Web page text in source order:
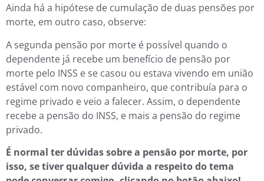
Ainda há a hipótese de cumulação de duas pensões por
morte, em outro caso, observe:
A segunda pensão por morte é possível quando o
dependente já recebe um benefício de pensão por
morte pelo INSS e se casou ou estava vivendo em união
estável com novo companheiro, que contribuía para o
regime privado e veio a falecer. Assim, o dependente
recebe a pensão do INSS, e mais a pensão do regime
privado.
É normal ter dúvidas sobre a pensão por morte, por
isso, se tiver qualquer dúvida a respeito do tema